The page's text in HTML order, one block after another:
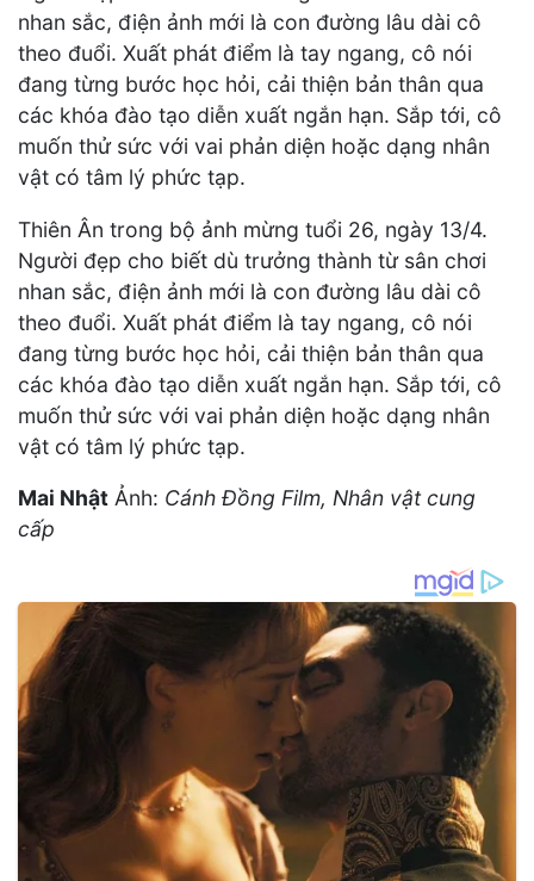
nhan sắc, điện ảnh mới là con đường lâu dài cô
theo đuổi. Xuất phát điểm là tay ngang, cô nói
đang từng bước học hỏi, cải thiện bản thân qua
các khóa đào tạo diễn xuất ngắn hạn. Sắp tới, cô
muốn thử sức với vai phản diện hoặc dạng nhân
vật có tâm lý phức tạp.
Thiên Ân trong bộ ảnh mừng tuổi 26, ngày 13/4.
Người đẹp cho biết dù trưởng thành từ sân chơi
nhan sắc, điện ảnh mới là con đường lâu dài cô
theo đuổi. Xuất phát điểm là tay ngang, cô nói
đang từng bước học hỏi, cải thiện bản thân qua
các khóa đào tạo diễn xuất ngắn hạn. Sắp tới, cô
muốn thử sức với vai phản diện hoặc dạng nhân
vật có tâm lý phức tạp.
Mai Nhật Ảnh: Cánh Đồng Film, Nhân vật cung
cấp